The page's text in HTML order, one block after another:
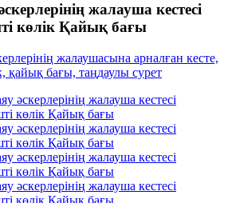
жалауша кестесі
көлік Қайық бағы